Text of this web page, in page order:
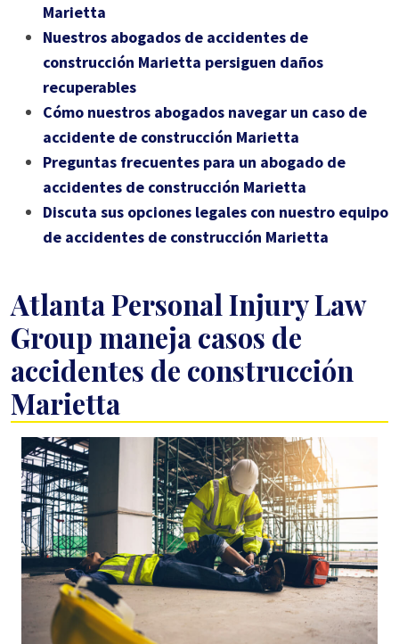
Marietta
Nuestros abogados de accidentes de
construcción Marietta persiguen daños
recuperables
Cómo nuestros abogados navegar un caso de
accidente de construcción Marietta
Preguntas frecuentes para un abogado de
accidentes de construcción Marietta
Discuta sus opciones legales con nuestro equipo
de accidentes de construcción Marietta
Atlanta Personal Injury Law
Group maneja casos de
accidentes de construcción
Marietta